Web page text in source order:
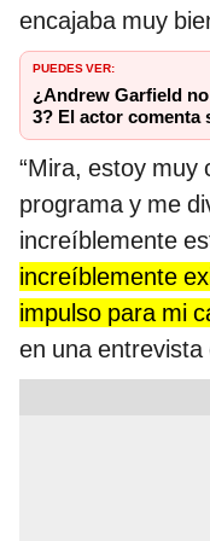
encajaba muy
PUEDES VER:
¿Andrew Garfield
3? El actor comenta
“Mira, estoy muy
programa y me
increíblemente
increíblemente
impulso para mi
en una entrevista